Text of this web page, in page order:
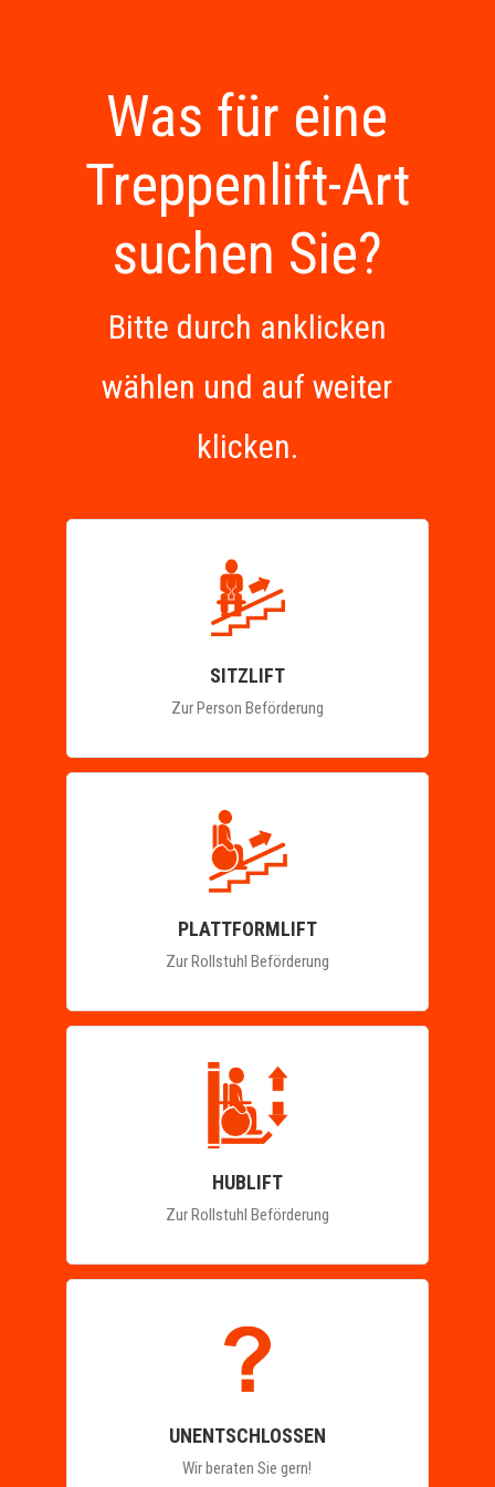
Was für eine
Treppenlift-Art
suchen Sie?
Bitte durch anklicken
wählen und auf weiter
klicken.
SITZLIFT
Zur Person Beförderung
PLATTFORMLIFT
Zur Rollstuhl Beförderung
HUBLIFT
Zur Rollstuhl Beförderung
UNENTSCHLOSSEN
Wir beraten Sie gern!